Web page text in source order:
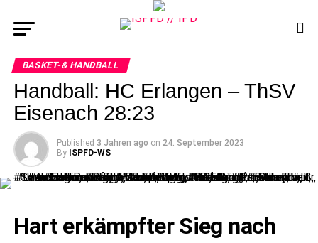
BASKET-& HANDBALL
Handball: HC Erlangen – ThSV
Eisenach 28:23
Published 3 Jahren ago on 24. September 2023
By ISPFD-WS
Hart erkämpfter Sieg nach